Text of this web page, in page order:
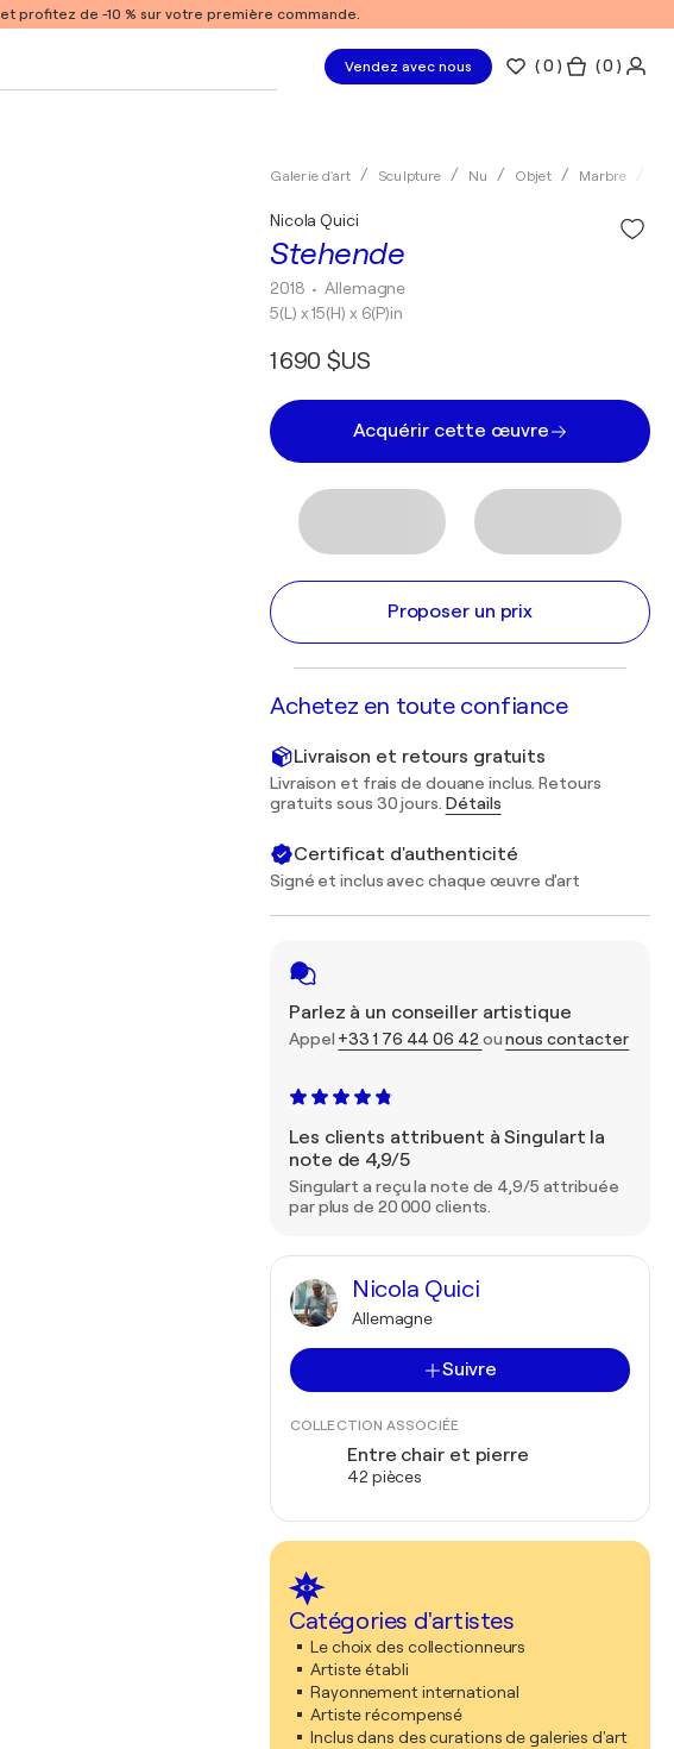
profitez de -10 % sur votre première commande.
Vendez avec nous (0 ) ( 0 )
Galerie d'art Sculpture Nu Objet Marbre
Stehende
Nicola Quici
2018 • Allemagne
5(L) x 15(H) x 6(P)in
1 690 $US
Acquérir cette œuvre
Proposer un prix
Achetez en toute confiance
Livraison et retours gratuits
Livraison et frais de douane inclus. Retours
gratuits sous 30 jours. Détails
Certificat d'authenticité
Signé et inclus avec chaque œuvre d'art
Parlez à un conseiller artistique
Appel +33 1 76 44 06 42 ounous contacter
Les clients attribuent à Singulart la
note de 4,9/5
Singulart a reçu la note de 4,9/5 attribuée
par plus de 20 000 clients.
Nicola Quici
Allemagne
Suivre
COLLECTION ASSOCIÉE
Entre chair et pierre
42 pièces
Catégories d'artistes
Le choix des collectionneurs
Artiste établi
Rayonnement international
Artiste récompensé
Inclus dans des curations de galeries d'art